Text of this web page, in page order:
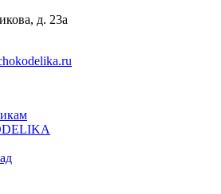
д. 23а